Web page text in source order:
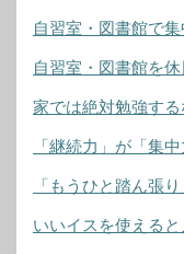
自習室・図書館で
自習室・図書館を
家では絶対勉強する
「継続力」が「集
「もうひと踏ん張
いいイスを使える